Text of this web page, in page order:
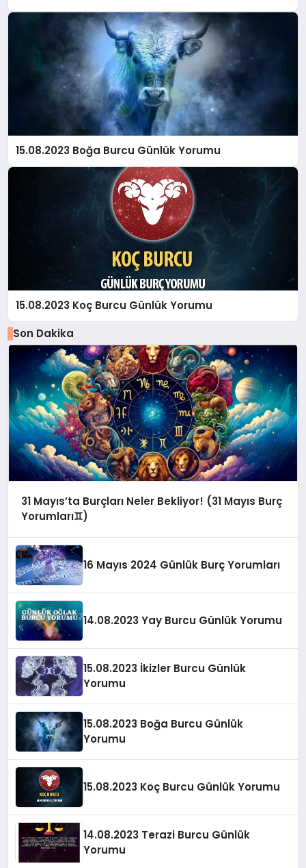
15.08.2023 Boğa Burcu Günlük Yorumu
15.08.2023 Koç Burcu Günlük Yorumu
Son Dakika
31 Mayıs’ta Burçları Neler Bekliyor! (31 Mayıs Burç
Yorumları♊️)
16 Mayıs 2024 Günlük Burç Yorumları
14.08.2023 Yay Burcu Günlük Yorumu
15.08.2023 İkizler Burcu Günlük
Yorumu
15.08.2023 Boğa Burcu Günlük
Yorumu
15.08.2023 Koç Burcu Günlük Yorumu
14.08.2023 Terazi Burcu Günlük
Yorumu